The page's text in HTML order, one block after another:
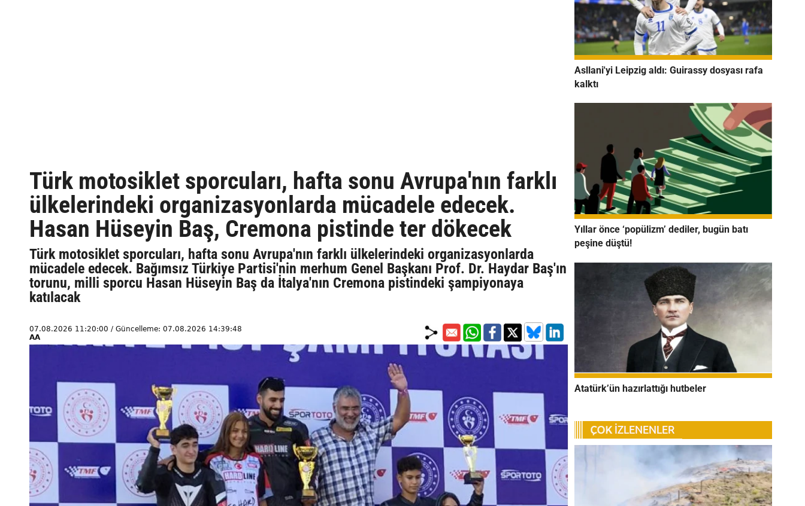
Türk motosiklet sporcuları, hafta sonu Avrupa'nın farklı
ülkelerindeki organizasyonlarda mücadele edecek.
Hasan Hüseyin Baş, Cremona pistinde ter dökecek
Türk motosiklet sporcuları, hafta sonu Avrupa'nın farklı ülkelerindeki organizasyonlarda
mücadele edecek. Bağımsız Türkiye Partisi'nin merhum Genel Başkanı Prof. Dr. Haydar Baş'ın
torunu, milli sporcu Hasan Hüseyin Baş da İtalya'nın Cremona pistindeki şampiyonaya
katılacak
07.08.2026 11:20:00 / Güncelleme: 07.08.2026 14:39:48
AA
Asllani'yi Leipzig aldı: Guirassy dosyası rafa
kalktı
Yıllar önce ‘popülizm’ dediler, bugün batı
peşine düştü!
Atatürk’ün hazırlattığı hutbeler